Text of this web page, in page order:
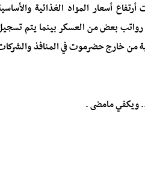
أسعار المواد الغذائية
رواتب بعض من العسكر بينما يتم
من خارج حضرموت في المنافذ
.. ويكفي مامضى .